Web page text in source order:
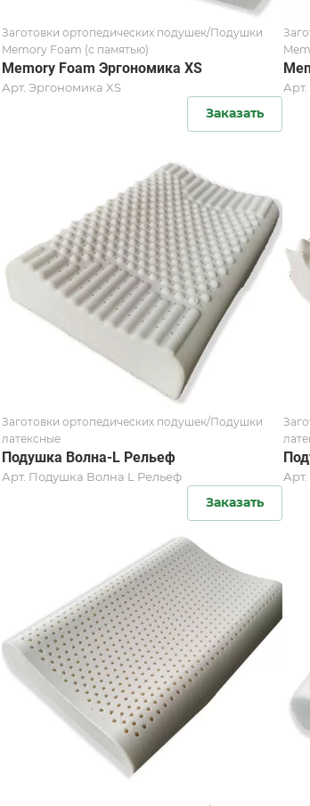
Заготовки ортопедических подушек/Подушки
Memory Foam (с памятью)
Memory Foam Эргономика XS
Арт. Эргономика XS
Заказать
Арт.
Заготовки ортопедических подушек/Подушки
латексные
Подушка Волна-L Рельеф
Арт. Подушка Волна L Рельеф
Заказать
Арт.